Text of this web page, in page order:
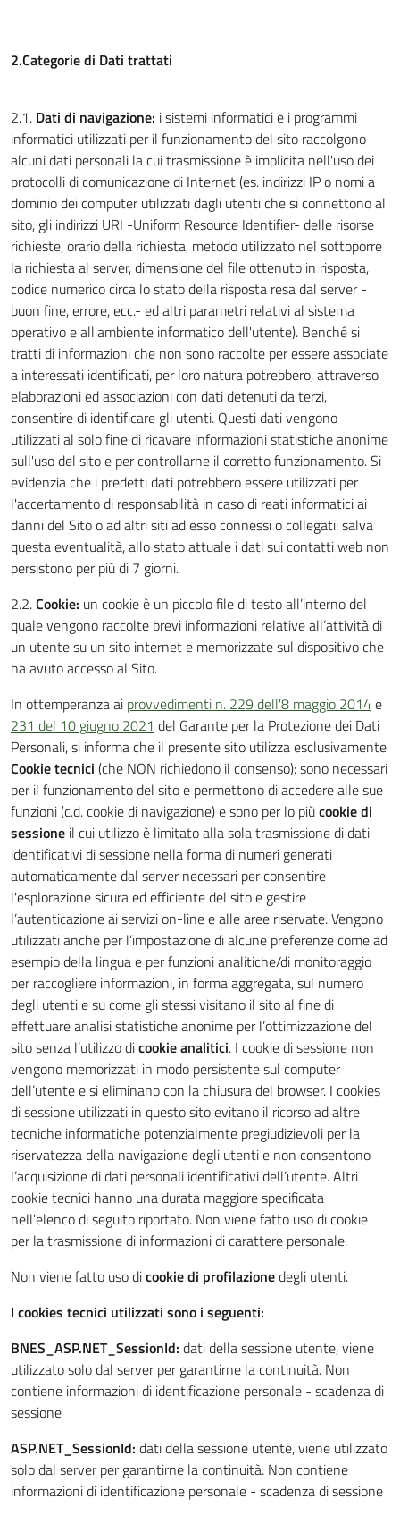
2.Categorie di Dati trattati
2.1. Dati di navigazione: i sistemi informatici e i programmi
informatici utilizzati per il funzionamento del sito raccolgono
alcuni dati personali la cui trasmissione è implicita nell'uso dei
protocolli di comunicazione di Internet (es. indirizzi IP o nomi a
dominio dei computer utilizzati dagli utenti che si connettono al
sito, gli indirizzi URI -Uniform Resource Identifier- delle risorse
richieste, orario della richiesta, metodo utilizzato nel sottoporre
la richiesta al server, dimensione del file ottenuto in risposta,
codice numerico circa lo stato della risposta resa dal server -
buon fine, errore, ecc.- ed altri parametri relativi al sistema
operativo e all'ambiente informatico dell'utente). Benché si
tratti di informazioni che non sono raccolte per essere associate
a interessati identificati, per loro natura potrebbero, attraverso
elaborazioni ed associazioni con dati detenuti da terzi,
consentire di identificare gli utenti. Questi dati vengono
utilizzati al solo fine di ricavare informazioni statistiche anonime
sull'uso del sito e per controllarne il corretto funzionamento. Si
evidenzia che i predetti dati potrebbero essere utilizzati per
l'accertamento di responsabilità in caso di reati informatici ai
danni del Sito o ad altri siti ad esso connessi o collegati: salva
questa eventualità, allo stato attuale i dati sui contatti web non
persistono per più di 7 giorni.
2.2.Cookie: un cookie è un piccolo file di testo all’interno del
quale vengono raccolte brevi informazioni relative all’attività di
un utente su un sito internet e memorizzate sul dispositivo che
ha avuto accesso al Sito.
In ottemperanza ai provvedimenti n. 229 dell'8 maggio 2014e
231 del 10 giugno 2021 del Garante per la Protezione dei Dati
Personali, si informa che il presente sito utilizza esclusivamente
Cookie tecnici (che NON richiedono il consenso): sono necessari
per il funzionamento del sito e permettono di accedere alle sue
funzioni (c.d. cookie di navigazione) e sono per lo piùcookie di
sessione il cui utilizzo è limitato alla sola trasmissione di dati
identificativi di sessione nella forma di numeri generati
automaticamente dal server necessari per consentire
l'esplorazione sicura ed efficiente del sito e gestire
l’autenticazione ai servizi on-line e alle aree riservate. Vengono
utilizzati anche per l’impostazione di alcune preferenze come ad
esempio della lingua e per funzioni analitiche/di monitoraggio
per raccogliere informazioni, in forma aggregata, sul numero
degli utenti e su come gli stessi visitano il sito al fine di
effettuare analisi statistiche anonime per l’ottimizzazione del
sito senza l’utilizzo dicookie analitici. I cookie di sessione non
vengono memorizzati in modo persistente sul computer
dell’utente e si eliminano con la chiusura del browser. I cookies
di sessione utilizzati in questo sito evitano il ricorso ad altre
tecniche informatiche potenzialmente pregiudizievoli per la
riservatezza della navigazione degli utenti e non consentono
l’acquisizione di dati personali identificativi dell’utente. Altri
cookie tecnici hanno una durata maggiore specificata
nell’elenco di seguito riportato. Non viene fatto uso di cookie
per la trasmissione di informazioni di carattere personale.
Non viene fatto uso dicookie di profilazionedegli utenti.
I cookies tecnici utilizzati sono i seguenti:
BNES_ASP.NET_SessionId: dati della sessione utente, viene
utilizzato solo dal server per garantirne la continuità. Non
contiene informazioni di identificazione personale - scadenza di
sessione
ASP.NET_SessionId: dati della sessione utente, viene utilizzato
solo dal server per garantirne la continuità. Non contiene
informazioni di identificazione personale - scadenza di sessione